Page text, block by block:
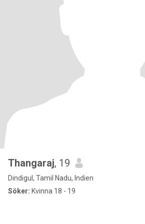
Thangaraj, 19
Dindigul, Tamil Nadu, Indien
Söker: Kvinna 18 - 19